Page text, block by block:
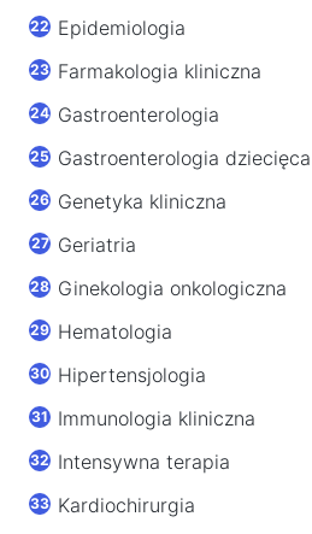
Epidemiologia
Farmakologia kliniczna
Gastroenterologia
Gastroenterologia dziecięca
Genetyka kliniczna
Geriatria
Ginekologia onkologiczna
Hematologia
Hipertensjologia
Immunologia kliniczna
Intensywna terapia
Kardiochirurgia